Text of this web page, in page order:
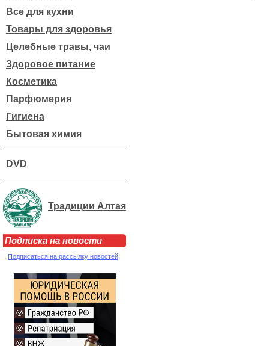
Все для кухни
Товары для здоровья
Целебные травы, чаи
Здоровое питание
Косметика
Парфюмерия
Гигиена
Бытовая химия
DVD
Традиции Алтая
Подписка на новости
Подписаться на рассылку новостей